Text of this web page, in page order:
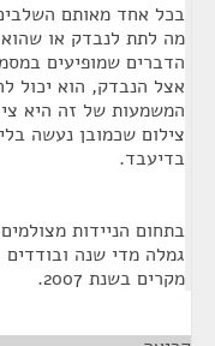
בכל אחד מאותם
מה לתת לנבדק או שהוא
הדברים שמופיעים
אצל הנבדק, הוא יכול
המשמעות של זה היא
צילום שכמובן נעשה
בדיעבד.
בתחום הניידות
גמלה מדי שנה
מקרים בשנת 2007.